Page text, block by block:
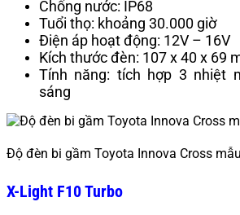
Chống nước: IP68
Tuổi thọ: khoảng 30.000 giờ
Điện áp hoạt động: 12V – 16V
Kích thước đèn: 107 x 40 x 69
Tính năng: tích hợp 3 nhiệt
sáng
Độ đèn bi gầm Toyota Innova Cross
X-Light F10 Turbo